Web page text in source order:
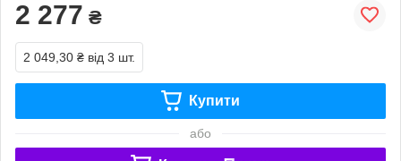
2 277 ₴
2 049,30 ₴ від 3 шт.
Купити
або